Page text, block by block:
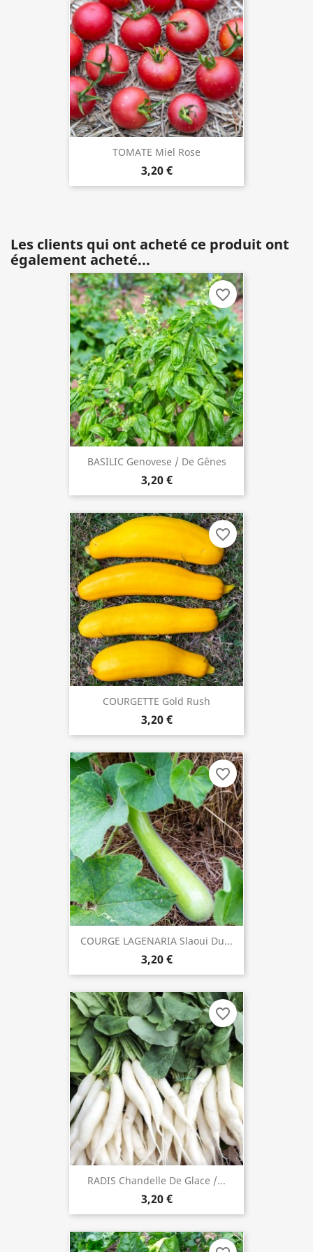
TOMATE Miel Rose
3,20 €
Les clients qui ont acheté ce produit ont
également acheté...
BASILIC Genovese / De Gênes
3,20 €
favorite_border
COURGETTE Gold Rush
3,20 €
favorite_border
COURGE LAGENARIA Slaoui Du...
3,20 €
favorite_border
RADIS Chandelle De Glace /...
3,20 €
favorite_border